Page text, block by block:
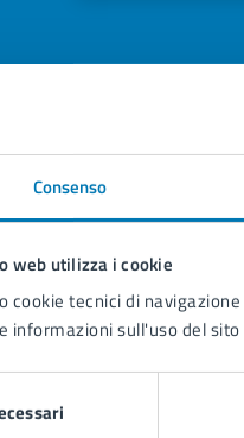
Consenso
web utilizza i cookie
cookie tecnici di
informazioni sull'uso del
Richiedi
Prenota